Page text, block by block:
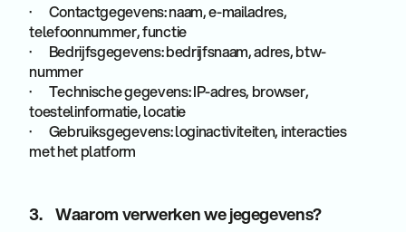
· Contactgegevens: naam, e-mailadres,
telefoonnummer, functie
· Bedrijfsgegevens: bedrijfsnaam, adres, btw-
nummer
· Technische gegevens: IP-adres, browser,
toestelinformatie, locatie
· Gebruiksgegevens: loginactiviteiten, interacties
met het platform
3. Waarom verwerken we jegegevens?